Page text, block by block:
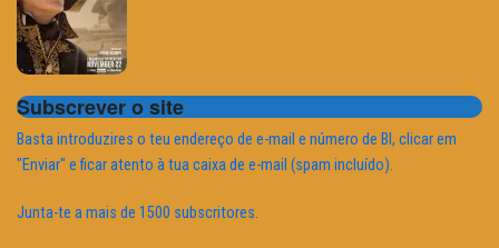
Subscrever o site
Basta introduzires o teu endereço de e-mail e número de BI, clicar em
"Enviar" e ficar atento à tua caixa de e-mail (spam incluído).
Junta-te a mais de 1500 subscritores.